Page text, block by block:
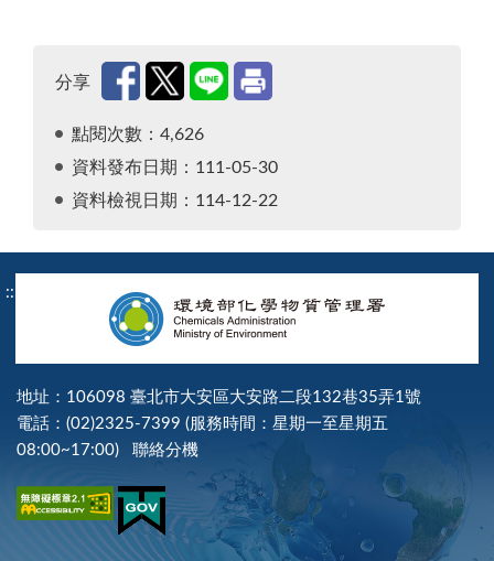
分享
點閱次數：4,626
資料發布日期：111-05-30
資料檢視日期：114-12-22
:::
地址：106098 臺北市大安區大安路二段132巷35弄1號
電話：(02)2325-7399 (服務時間：星期一至星期五
08:00~17:00) 聯絡分機